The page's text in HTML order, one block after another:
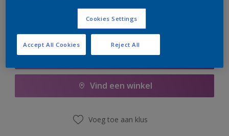
Boodschappenlijst
Vind een winkel
Voeg toe aan klus
Cookies Settings
Reject All
Accept All Cookies